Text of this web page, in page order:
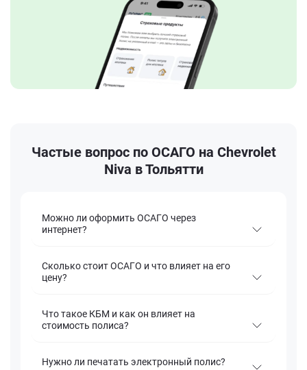
Частые вопрос по ОСАГО на Chevrolet
Niva в Тольятти
Можно ли оформить ОСАГО через
интернет?
Сколько стоит ОСАГО и что влияет на его
цену?
Что такое КБМ и как он влияет на
стоимость полиса?
Нужно ли печатать электронный полис?